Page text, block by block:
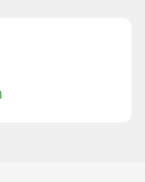
Mail-Adresse ein.